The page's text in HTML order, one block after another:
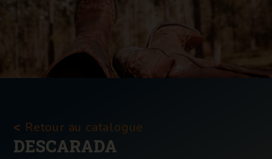
< Retour au catalogue
DESCARADA